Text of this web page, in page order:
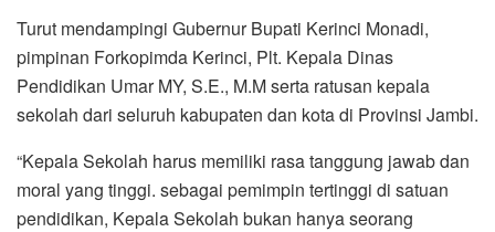
Turut mendampingi Gubernur Bupati Kerinci Monadi,
pimpinan Forkopimda Kerinci, Plt. Kepala Dinas
Pendidikan Umar MY, S.E., M.M serta ratusan kepala
sekolah dari seluruh kabupaten dan kota di Provinsi Jambi.
“Kepala Sekolah harus memiliki rasa tanggung jawab dan
moral yang tinggi. sebagai pemimpin tertinggi di satuan
pendidikan, Kepala Sekolah bukan hanya seorang